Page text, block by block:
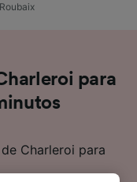
para
Charleroi para